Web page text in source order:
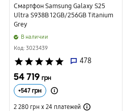
Смартфон Samsung Galaxy S25
Ultra S938B 12GB/256GB Titanium
Grey
B наличии
Код: 3023439
star star star star star 478
54 719 грн
+547грн
2 280 грн х 24платежей